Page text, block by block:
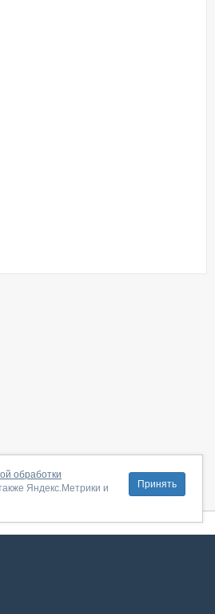
Принять
обработки
Яндекс.Метрики и